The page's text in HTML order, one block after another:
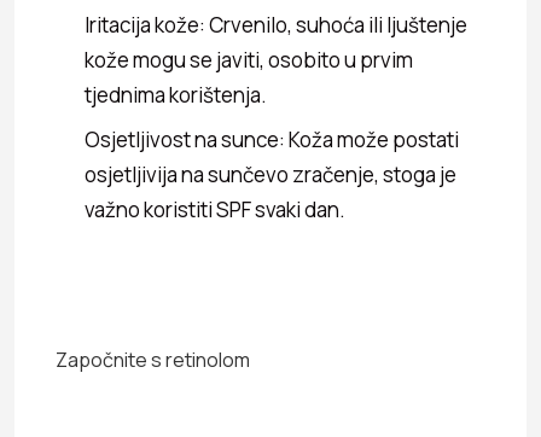
Iritacija kože: Crvenilo, suhoća ili ljuštenje
kože mogu se javiti, osobito u prvim
tjednima korištenja.
Osjetljivost na sunce: Koža može postati
osjetljivija na sunčevo zračenje, stoga je
važno koristiti SPF svaki dan.
Započnite s retinolom